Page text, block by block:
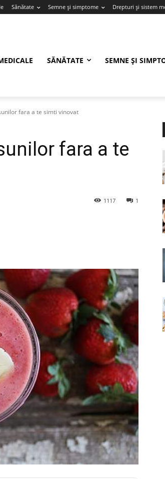
Sănătate Semne și simptome Drepturi și sistem
SĂNĂTATE SEMNE ȘI
fara a te simti vinovat
fara a te
1
1117